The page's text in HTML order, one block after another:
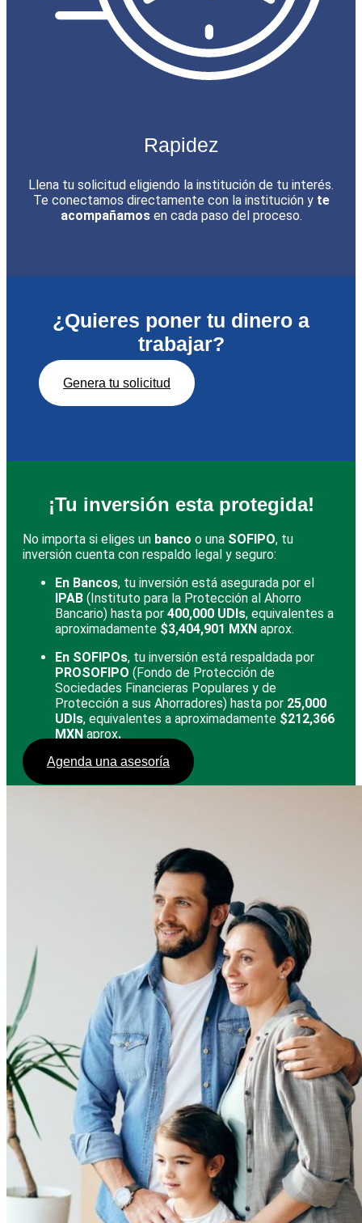
Rapidez
Llena tu solicitud eligiendo la institución de tu interés.
Te conectamos directamente con la institución y te
acompañamosen cada paso del proceso.
¿Quieres poner tu dinero a
trabajar?
Genera tu solicitud
¡Tu inversión esta protegida!
No importa si eliges un banco o una SOFIPO, tu
inversión cuenta con respaldo legal y seguro:
En Bancos, tu inversión está asegurada por el
IPAB (Instituto para la Protección al Ahorro
Bancario) hasta por 400,000 UDIs, equivalentes a
aproximadamente $3,404,901 MXN aprox.
En SOFIPOs, tu inversión está respaldada por
PROSOFIPO (Fondo de Protección de
Sociedades Financieras Populares y de
Protección a sus Ahorradores) hasta por 25,000
UDIs, equivalentes a aproximadamente $212,366
MXN aprox.
Agenda una asesoría